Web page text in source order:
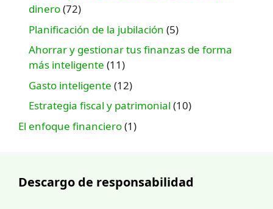
dinero(72)
Planificación de la jubilación (5)
Ahorrar y gestionar tus finanzas de forma
más inteligente (11)
Gasto inteligente (12)
Estrategia fiscal y patrimonial (10)
El enfoque financiero(1)
Descargo de responsabilidad